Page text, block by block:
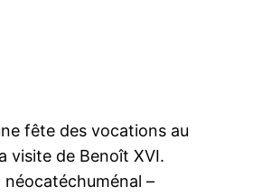
fête des vocations au
visite de Benoît XVI.
–